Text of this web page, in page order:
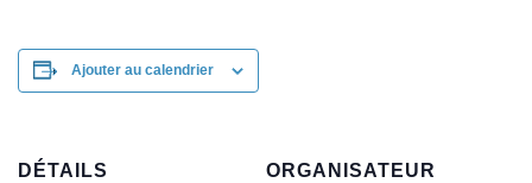
Ajouter au calendrier
DÉTAILS ORGANISATEUR